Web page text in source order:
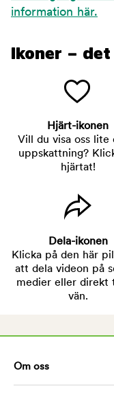
information här.
Ikoner –
Hjärt-ikonen
Vill du visa oss lite
uppskattning?
hjärtat!
Dela-ikonen
Klicka på den här
att dela videon på
medier eller direkt
vän.
Om oss